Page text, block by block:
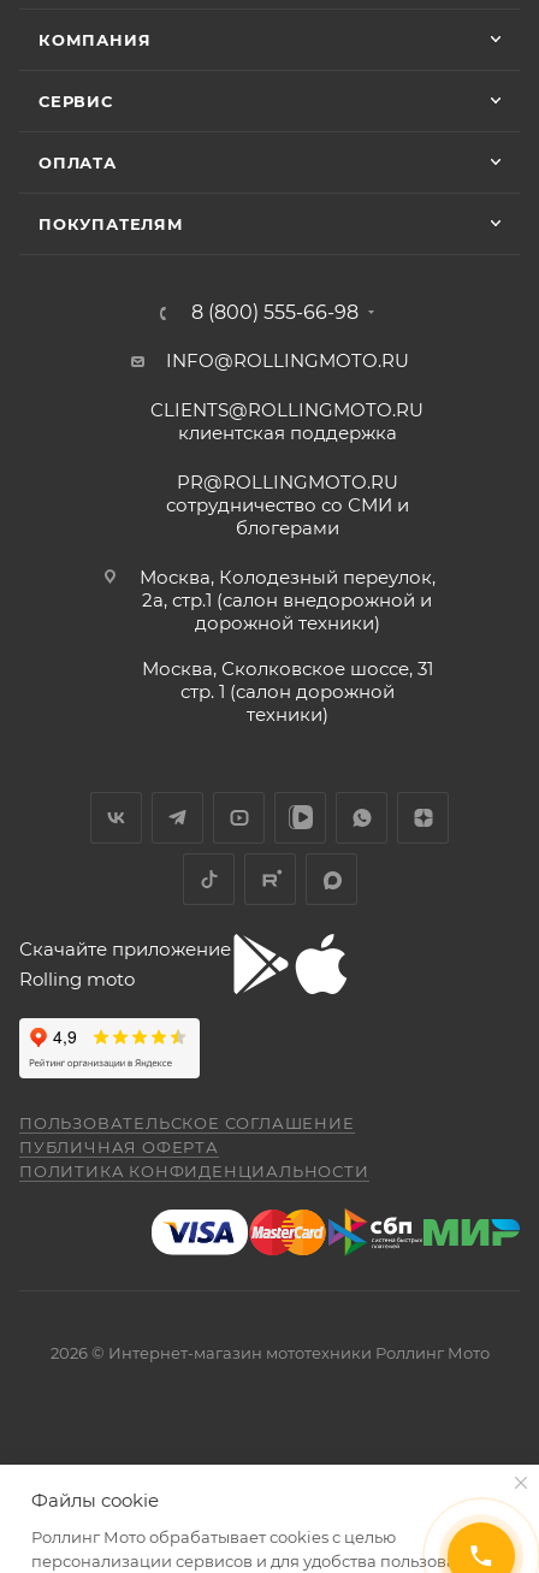
КОМПАНИЯ
СЕРВИС
ОПЛАТА
ПОКУПАТЕЛЯМ
8 (800) 555-66-98
INFO@ROLLINGMOTO.RU
CLIENTS@ROLLINGMOTO.RU
клиентская поддержка
PR@ROLLINGMOTO.RU
сотрудничество со СМИ и
блогерами
Москва, Колодезный переулок,
2а, стр.1 (салон внедорожной и
дорожной техники)
Москва, Сколковское шоссе, 31
стр. 1 (салон дорожной
техники)
Скачайте приложение
Rolling moto
ПОЛЬЗОВАТЕЛЬСКОЕ СОГЛАШЕНИЕ
ПУБЛИЧНАЯ ОФЕРТА
ПОЛИТИКА КОНФИДЕНЦИАЛЬНОСТИ
2026 © Интернет-магазин мототехники Роллинг Мото
Файлы cookie
Роллинг Мото обрабатывает сookies с целью
персонализации сервисов и для удобства пользования